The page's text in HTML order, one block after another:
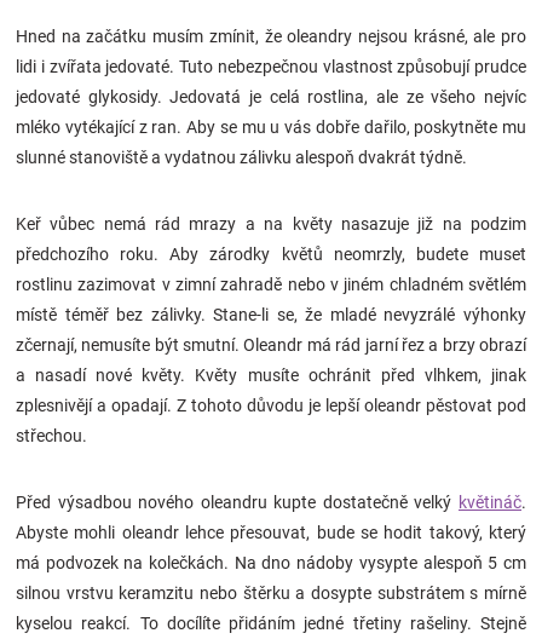
Blog
Hračkářství
Hned na začátku musím zmínit, že oleandry nejsou krásné, ale pro
lidi i zvířata jedovaté. Tuto nebezpečnou vlastnost způsobují prudce
jedovaté glykosidy. Jedovatá je celá rostlina, ale ze všeho nejvíc
mléko vytékající z ran. Aby se mu u vás dobře dařilo, poskytněte mu
slunné stanoviště a vydatnou zálivku alespoň dvakrát týdně.
Keř vůbec nemá rád mrazy a na květy nasazuje již na podzim
předchozího roku. Aby zárodky květů neomrzly, budete muset
rostlinu zazimovat v zimní zahradě nebo v jiném chladném světlém
místě téměř bez zálivky. Stane-li se, že mladé nevyzrálé výhonky
zčernají, nemusíte být smutní. Oleandr má rád jarní řez a brzy obrazí
a nasadí nové květy. Květy musíte ochránit před vlhkem, jinak
zplesnivějí a opadají. Z tohoto důvodu je lepší oleandr pěstovat pod
střechou.
Před výsadbou nového oleandru kupte dostatečně velký květináč.
Abyste mohli oleandr lehce přesouvat, bude se hodit takový, který
má podvozek na kolečkách. Na dno nádoby vysypte alespoň 5 cm
silnou vrstvu keramzitu nebo štěrku a dosypte substrátem s mírně
kyselou reakcí. To docílíte přidáním jedné třetiny rašeliny. Stejně